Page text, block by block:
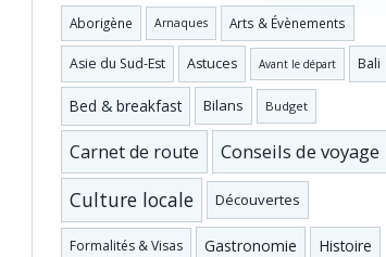
Aborigène Arnaques Arts & Évènements
Asie du Sud-Est Astuces Avant le départ Bali
Bed & breakfast Bilans Budget
Carnet de route Conseils de voyage
Culture locale Découvertes
Formalités & Visas Gastronomie Histoire